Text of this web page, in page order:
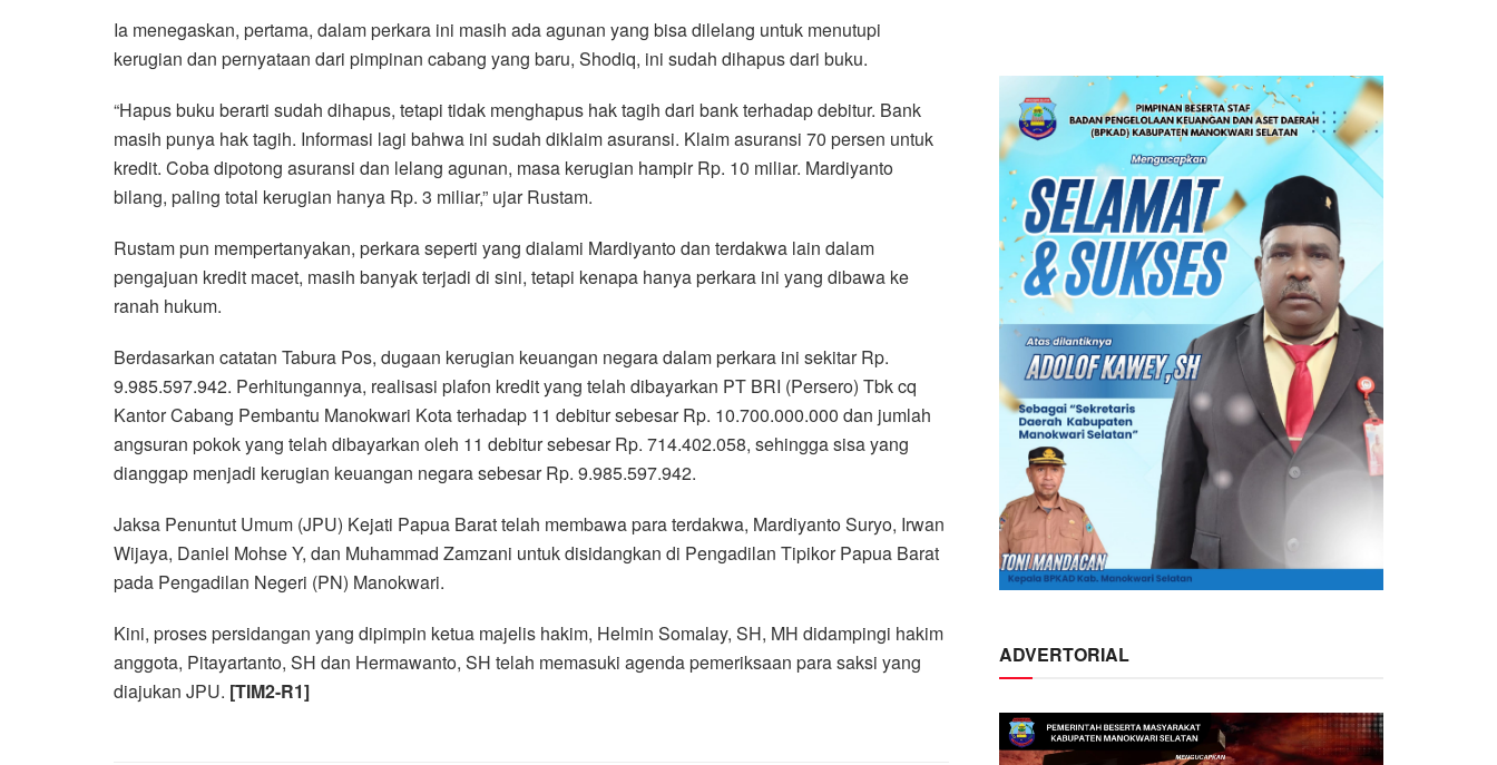
Ia menegaskan, pertama, dalam perkara ini masih ada agunan yang bisa dilelang untuk menutupi
kerugian dan pernyataan dari pimpinan cabang yang baru, Shodiq, ini sudah dihapus dari buku.
“Hapus buku berarti sudah dihapus, tetapi tidak menghapus hak tagih dari bank terhadap debitur. Bank
masih punya hak tagih. Informasi lagi bahwa ini sudah diklaim asuransi. Klaim asuransi 70 persen untuk
kredit. Coba dipotong asuransi dan lelang agunan, masa kerugian hampir Rp. 10 miliar. Mardiyanto
bilang, paling total kerugian hanya Rp. 3 miliar,” ujar Rustam.
Rustam pun mempertanyakan, perkara seperti yang dialami Mardiyanto dan terdakwa lain dalam
pengajuan kredit macet, masih banyak terjadi di sini, tetapi kenapa hanya perkara ini yang dibawa ke
ranah hukum.
Berdasarkan catatan Tabura Pos, dugaan kerugian keuangan negara dalam perkara ini sekitar Rp.
9.985.597.942. Perhitungannya, realisasi plafon kredit yang telah dibayarkan PT BRI (Persero) Tbk cq
Kantor Cabang Pembantu Manokwari Kota terhadap 11 debitur sebesar Rp. 10.700.000.000 dan jumlah
angsuran pokok yang telah dibayarkan oleh 11 debitur sebesar Rp. 714.402.058, sehingga sisa yang
dianggap menjadi kerugian keuangan negara sebesar Rp. 9.985.597.942.
Jaksa Penuntut Umum (JPU) Kejati Papua Barat telah membawa para terdakwa, Mardiyanto Suryo, Irwan
Wijaya, Daniel Mohse Y, dan Muhammad Zamzani untuk disidangkan di Pengadilan Tipikor Papua Barat
pada Pengadilan Negeri (PN) Manokwari.
Kini, proses persidangan yang dipimpin ketua majelis hakim, Helmin Somalay, SH, MH didampingi hakim
anggota, Pitayartanto, SH dan Hermawanto, SH telah memasuki agenda pemeriksaan para saksi yang
diajukan JPU. [TIM2-R1]
ADVERTORIAL